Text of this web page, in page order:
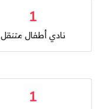
1
نادي أطفال متنقل
1